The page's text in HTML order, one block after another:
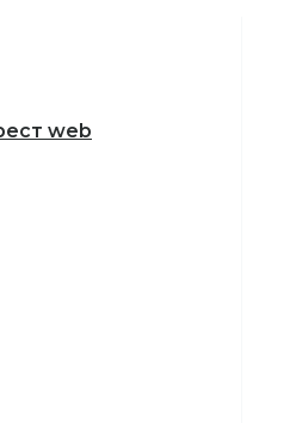
web